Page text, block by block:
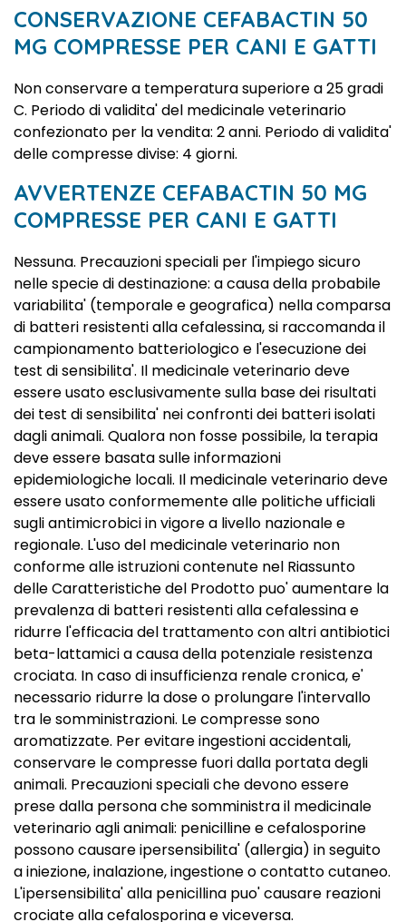
CONSERVAZIONE CEFABACTIN 50
MG COMPRESSE PER CANI E GATTI
Non conservare a temperatura superiore a 25 gradi
C. Periodo di validita' del medicinale veterinario
confezionato per la vendita: 2 anni. Periodo di validita'
delle compresse divise: 4 giorni.
AVVERTENZE CEFABACTIN 50 MG
COMPRESSE PER CANI E GATTI
Nessuna. Precauzioni speciali per l'impiego sicuro
nelle specie di destinazione: a causa della probabile
variabilita' (temporale e geografica) nella comparsa
di batteri resistenti alla cefalessina, si raccomanda il
campionamento batteriologico e l'esecuzione dei
test di sensibilita'. Il medicinale veterinario deve
essere usato esclusivamente sulla base dei risultati
dei test di sensibilita' nei confronti dei batteri isolati
dagli animali. Qualora non fosse possibile, la terapia
deve essere basata sulle informazioni
epidemiologiche locali. Il medicinale veterinario deve
essere usato conformemente alle politiche ufficiali
sugli antimicrobici in vigore a livello nazionale e
regionale. L'uso del medicinale veterinario non
conforme alle istruzioni contenute nel Riassunto
delle Caratteristiche del Prodotto puo' aumentare la
prevalenza di batteri resistenti alla cefalessina e
ridurre l'efficacia del trattamento con altri antibiotici
beta-lattamici a causa della potenziale resistenza
crociata. In caso di insufficienza renale cronica, e'
necessario ridurre la dose o prolungare l'intervallo
tra le somministrazioni. Le compresse sono
aromatizzate. Per evitare ingestioni accidentali,
conservare le compresse fuori dalla portata degli
animali. Precauzioni speciali che devono essere
prese dalla persona che somministra il medicinale
veterinario agli animali: penicilline e cefalosporine
possono causare ipersensibilita' (allergia) in seguito
a iniezione, inalazione, ingestione o contatto cutaneo.
L'ipersensibilita' alla penicillina puo' causare reazioni
crociate alla cefalosporina e viceversa.